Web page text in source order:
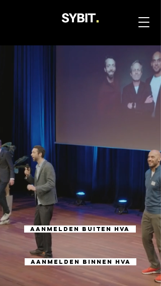
Aanmelden buiten HvA
Aanmelden binnen HvA